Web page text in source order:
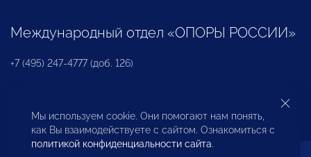
Международный отдел «ОПОРЫ РОССИИ»
+7 (495) 247-4777 (доб. 126)
Бюро по защите прав предпринимателей и
инвесторов
Мы используем cookie. Они помогают нам понять,
как Вы взаимодействуете с сайтом. Ознакомиться с
политикой конфиденциальности сайта.